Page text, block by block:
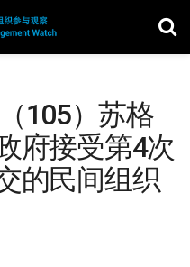
105）苏格
府接受第4次
的民间组织